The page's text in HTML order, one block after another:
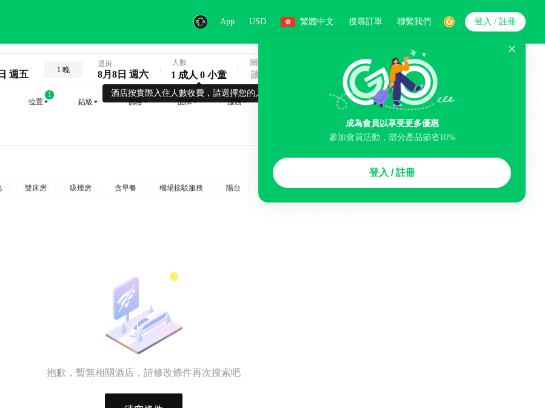
App USD 繁體中文 搜尋訂單 聯繫我們
成為會員以享受更多優惠
參加會員活動，部分產品節省10%
登入 / 註冊
登入 / 註冊
週五 1 晚
退房
8月8日 週六
酒店按實際入住人數收費，請選擇您的入住人數
人數
1 成人 0 小童
關鍵字
搜索
位置
1
鉆級
價格 品牌 服務
雙床房 吸煙房 含早餐 機場接駁服務 陽台 行李寄存服務 免費取消 民宿 泊車場
抱歉，暫無相關酒店，請修改條件再次搜索吧